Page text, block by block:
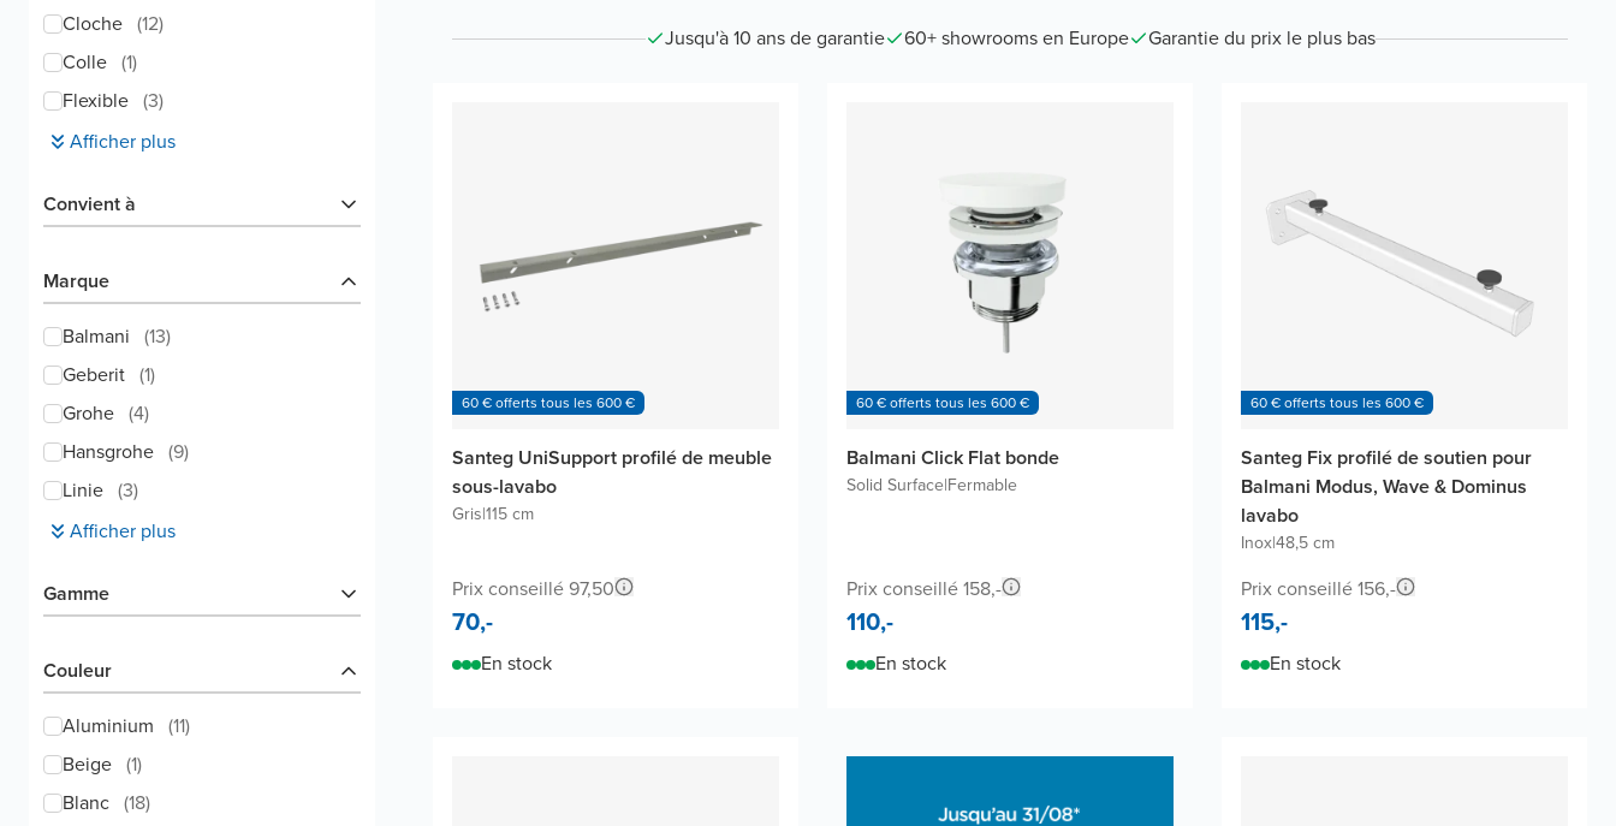
Cloche (12)
Colle (1)
Flexible (3)
Afficher plus
Convient à
Marque
Balmani (13)
Geberit (1)
Grohe (4)
Hansgrohe (9)
Linie (3)
Afficher plus
Gamme
Couleur
Aluminium (11)
Beige (1)
Blanc (18)
Jusqu'à 10 ans de garantie 60+ showrooms en Europe Garantie du prix le plus bas
60 € offerts tous les 600 €
Santeg UniSupport profilé de meuble
sous-lavabo
Gris|115 cm
Prix conseillé 97,50
70,-
En stock
60 € offerts tous les 600 €
Balmani Click Flat bonde
Solid Surface|Fermable
Prix conseillé 158,-
110,-
En stock
60 € offerts tous les 600 €
Santeg Fix profilé de soutien pour
Balmani Modus, Wave & Dominus
lavabo
Inox|48,5 cm
Prix conseillé 156,-
115,-
En stock